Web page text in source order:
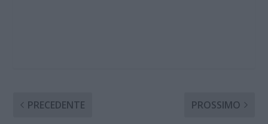
PRECEDENTE PROSSIMO